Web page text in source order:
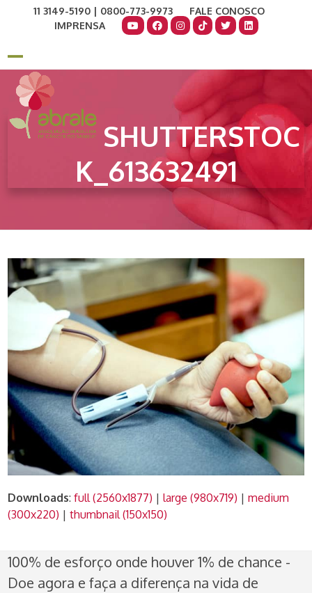
11 3149-5190 | 0800-773-9973
FALE CONOSCO
IMPRENSA
Open
mobile
menu
Close
mobile
menu
SHUTTERSTOC
K_613632491
Downloads:full (2560x1877) |large (980x719) |medium
(300x220) |thumbnail (150x150)
100% de esforço onde houver 1% de chance -
Doe agora e faça a diferença na vida de